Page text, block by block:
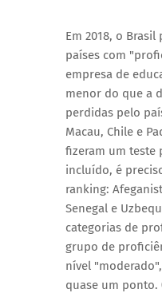
Em 2018, o
países com
empresa de
menor do que a
perdidas pelo
Macau, Chile e
fizeram um teste
incluído, é
ranking:
Senegal e
categorias de
grupo de
nível
quase um ponto.